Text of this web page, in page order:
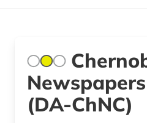
(DA-ChNC)